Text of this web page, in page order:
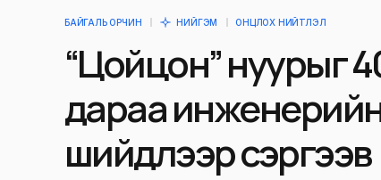
БАЙГАЛЬ ОРЧИН НИЙГЭМ ОНЦЛОХ НИЙТЛЭЛ
“Цойцон” нуурыг
дараа
шийдлээр сэргээв